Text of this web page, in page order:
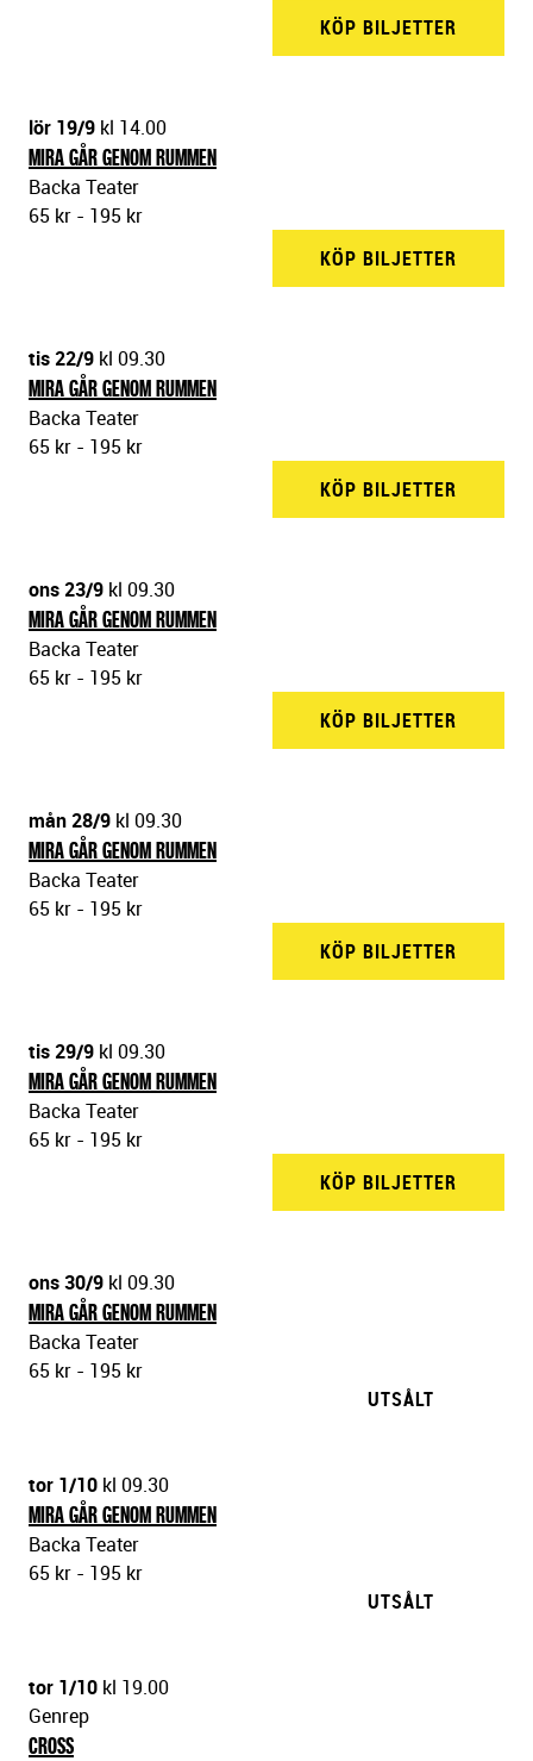
KÖP BILJETTER
lör 19/9 kl 14.00
MIRA GÅR GENOM RUMMEN
Backa Teater
65 kr - 195 kr
KÖP BILJETTER
tis 22/9 kl 09.30
MIRA GÅR GENOM RUMMEN
Backa Teater
65 kr - 195 kr
KÖP BILJETTER
ons 23/9 kl 09.30
MIRA GÅR GENOM RUMMEN
Backa Teater
65 kr - 195 kr
KÖP BILJETTER
mån 28/9 kl 09.30
MIRA GÅR GENOM RUMMEN
Backa Teater
65 kr - 195 kr
KÖP BILJETTER
tis 29/9 kl 09.30
MIRA GÅR GENOM RUMMEN
Backa Teater
65 kr - 195 kr
KÖP BILJETTER
ons 30/9 kl 09.30
MIRA GÅR GENOM RUMMEN
Backa Teater
65 kr - 195 kr
UTSÅLT
tor 1/10 kl 09.30
MIRA GÅR GENOM RUMMEN
Backa Teater
65 kr - 195 kr
UTSÅLT
tor 1/10 kl 19.00
Genrep
CROSS